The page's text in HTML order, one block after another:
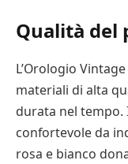
Qualità del
L’Orologio
materiali di alta
durata nel
confortevole da
rosa e bianco